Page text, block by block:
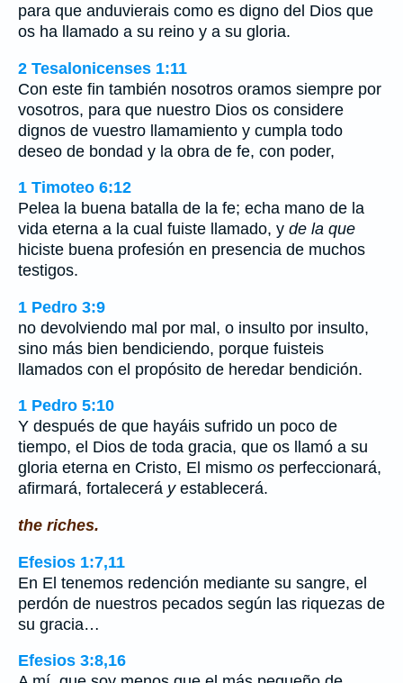
para que anduvierais como es digno del Dios que
os ha llamado a su reino y a su gloria.
2 Tesalonicenses 1:11
Con este fin también nosotros oramos siempre por
vosotros, para que nuestro Dios os considere
dignos de vuestro llamamiento y cumpla todo
deseo de bondad y la obra de fe, con poder,
1 Timoteo 6:12
Pelea la buena batalla de la fe; echa mano de la
vida eterna a la cual fuiste llamado, y de la que
hiciste buena profesión en presencia de muchos
testigos.
1 Pedro 3:9
no devolviendo mal por mal, o insulto por insulto,
sino más bien bendiciendo, porque fuisteis
llamados con el propósito de heredar bendición.
1 Pedro 5:10
Y después de que hayáis sufrido un poco de
tiempo, el Dios de toda gracia, que os llamó a su
gloria eterna en Cristo, El mismo os perfeccionará,
afirmará, fortalecerá yestablecerá.
the riches.
Efesios 1:7,11
En El tenemos redención mediante su sangre, el
perdón de nuestros pecados según las riquezas de
su gracia…
Efesios 3:8,16